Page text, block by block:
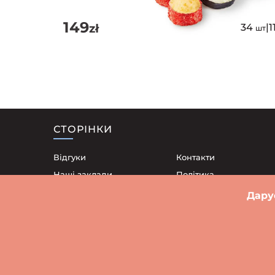
149zł 34 шт|
СТОРІНКИ
Відгуки
Наші заклади
Контакти
Політика
Договір публічної